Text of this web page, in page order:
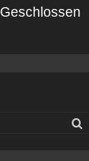
Geschlossen